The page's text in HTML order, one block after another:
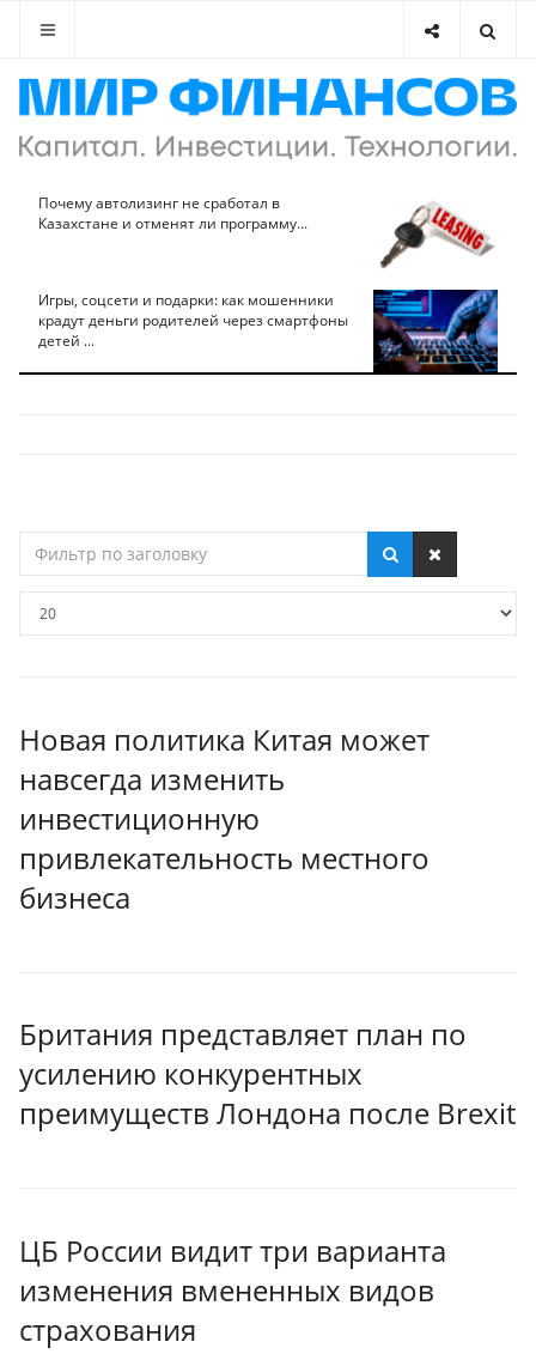
Почему автолизинг не сработал в
Казахстане и отменят ли программу...
Игры, соцсети и подарки: как мошенники
крадут деньги родителей через смартфоны
детей ...
по
Новая политика Китая может
навсегда изменить
инвестиционную
привлекательность местного
бизнеса
Британия представляет план по
усилению конкурентных
преимуществ Лондона после Brexit
ЦБ России видит три варианта
изменения вмененных видов
страхования